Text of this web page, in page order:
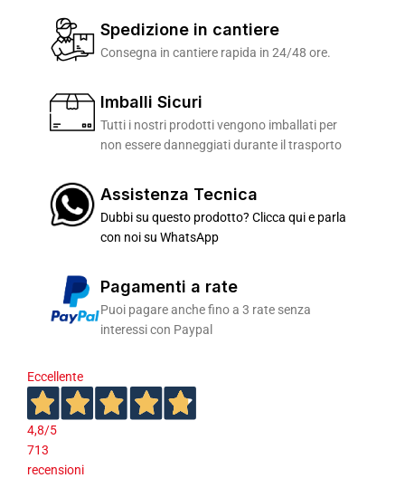
Spedizione in cantiere
Consegna in cantiere rapida in 24/48 ore.
Imballi Sicuri
Tutti i nostri prodotti vengono imballati per
non essere danneggiati durante il trasporto
Assistenza Tecnica
Dubbi su questo prodotto? Clicca qui e parla
con noi su WhatsApp
Pagamenti a rate
Puoi pagare anche fino a 3 rate senza
interessi con Paypal
Eccellente
4,8/5
713
recensioni